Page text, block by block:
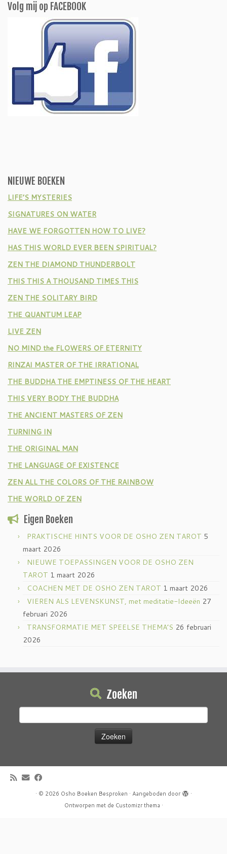
Volg mij op FACEBOOK
NIEUWE BOEKEN
LIFE’S MYSTERIES
SIGNATURES ON WATER
HAVE WE FORGOTTEN HOW TO LIVE?
HAS THIS WORLD EVER BEEN SPIRITUAL?
ZEN THE DIAMOND THUNDERBOLT
THIS THIS A THOUSAND TIMES THIS
ZEN THE SOLITARY BIRD
THE QUANTUM LEAP
LIVE ZEN
NO MIND the FLOWERS OF ETERNITY
RINZAI MASTER OF THE IRRATIONAL
THE BUDDHA THE EMPTINESS OF THE HEART
THIS VERY BODY THE BUDDHA
THE ANCIENT MASTERS OF ZEN
TURNING IN
THE ORIGINAL MAN
THE LANGUAGE OF EXISTENCE
ZEN ALL THE COLORS OF THE RAINBOW
THE WORLD OF ZEN
Eigen Boeken
PRAKTISCHE HINTS VOOR DE OSHO ZEN TAROT 5
maart 2026
NIEUWE TOEPASSINGEN VOOR DE OSHO ZEN
TAROT 1 maart 2026
COACHEN MET DE OSHO ZEN TAROT 1 maart 2026
VIEREN ALS LEVENSKUNST, met meditatie-Ideeën 27
februari 2026
TRANSFORMATIE MET SPEELSE THEMA’S 26 februari
2026
Zoeken
· © 2026 Osho Boeken Besproken · Aangeboden door
·
Ontworpen met de Customizr thema ·